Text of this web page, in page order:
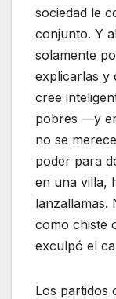
sociedad le
conjunto. Y
solamente
explicarlas y
cree
pobres —y
no se
poder para
en una villa,
lanzallamas.
como chiste
exculpó el
Los partidos